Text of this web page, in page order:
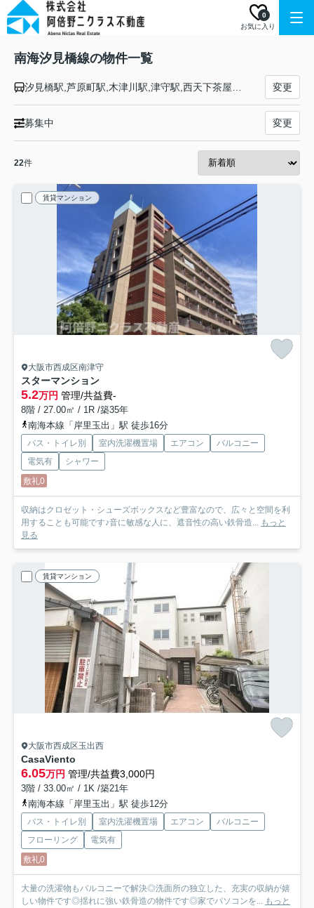
お気に入り
0
南海汐見橋線の物件一覧
変更
募集中 変更
22件
賃貸マンション
大阪市西成区南津守
スターマンション
5.2万円 管理/共益費-
8階 / 27.00㎡ / 1R /築35年
南海本線「岸里玉出」駅 徒歩16分
バス・トイレ別 室内洗濯機置場 エアコン
バルコニー
電気有
シャワー
敷礼0
収納はクロゼット・シューズボックスなど豊富なので、広々と空間を利
用することも可能です♪音に敏感な人に、遮音性の高い鉄骨造... もっと
見る
賃貸マンション
大阪市西成区玉出西
CasaViento
6.05万円 管理/共益費3,000円
3階 / 33.00㎡ / 1K /築21年
南海本線「岸里玉出」駅 徒歩12分
バス・トイレ別 室内洗濯機置場 エアコン
バルコニー
フローリング
電気有
敷礼0
大量の洗濯物もバルコニーで解決◎洗面所の独立した、充実の収納が嬉
しい物件です◎揺れに強い鉄骨造の物件です◎家でパソコンを... もっと